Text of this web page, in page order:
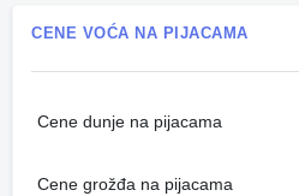
CENE VOĆA NA PIJACAMA
Cene dunje na pijacama
Cene grožđa na pijacama